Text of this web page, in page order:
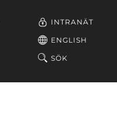
INTRANÄT
ENGLISH
SÖK